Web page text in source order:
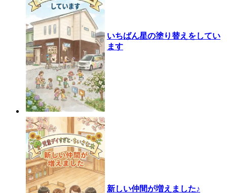
いちばん星の塗り替えをしてい
ます
新しい仲間が増えました♪